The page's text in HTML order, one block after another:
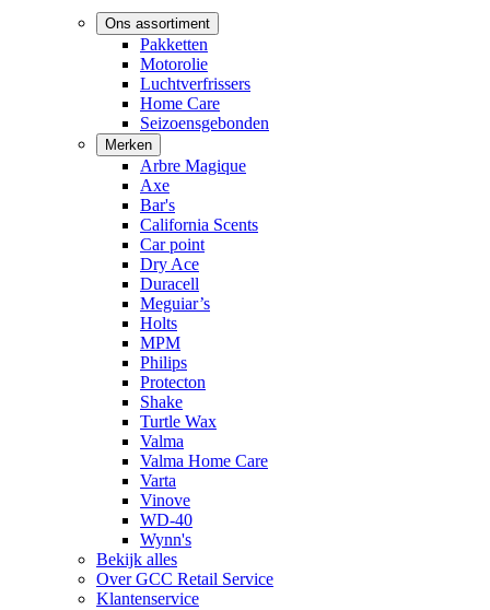
Ons assortiment
Pakketten
Motorolie
Luchtverfrissers
Home Care
Seizoensgebonden
Merken
Arbre Magique
Axe
Bar's
California Scents
Car point
Dry Ace
Duracell
Meguiar’s
Holts
MPM
Philips
Protecton
Shake
Turtle Wax
Valma
Valma Home Care
Varta
Vinove
WD-40
Wynn's
Bekijk alles
Over GCC Retail Service
Klantenservice